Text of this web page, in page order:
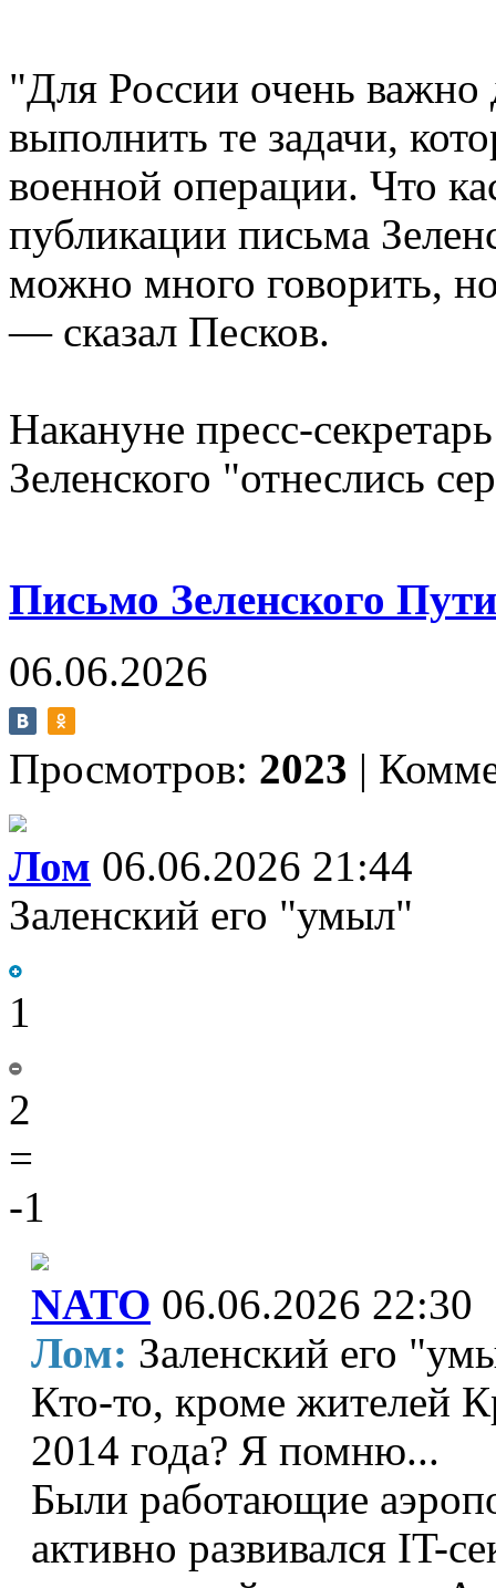
"Для России очень важно
выполнить те задачи,
военной операции. Что
публикации письма
можно много говорить, но
— сказал Песков.
Накануне пресс-
Зеленского "отнеслись
Письмо Зеленского
06.06.2026
Просмотров: 2023 |
Лом 06.06.2026 21:44
Заленский его "умыл"
1
2
=
-1
NATO 06.06.2026 22:30
Лом: Заленский его
Кто-то, кроме жителей
2014 года? Я помню...
Были работающие
активно развивался IT-